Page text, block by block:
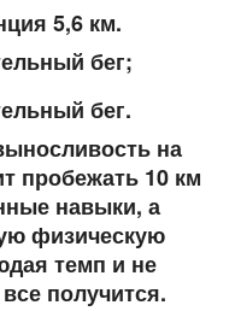
5,6 км.
бег;
бег.
на
пробежать 10 км
навыки, а
физическую
темп и не
получится.